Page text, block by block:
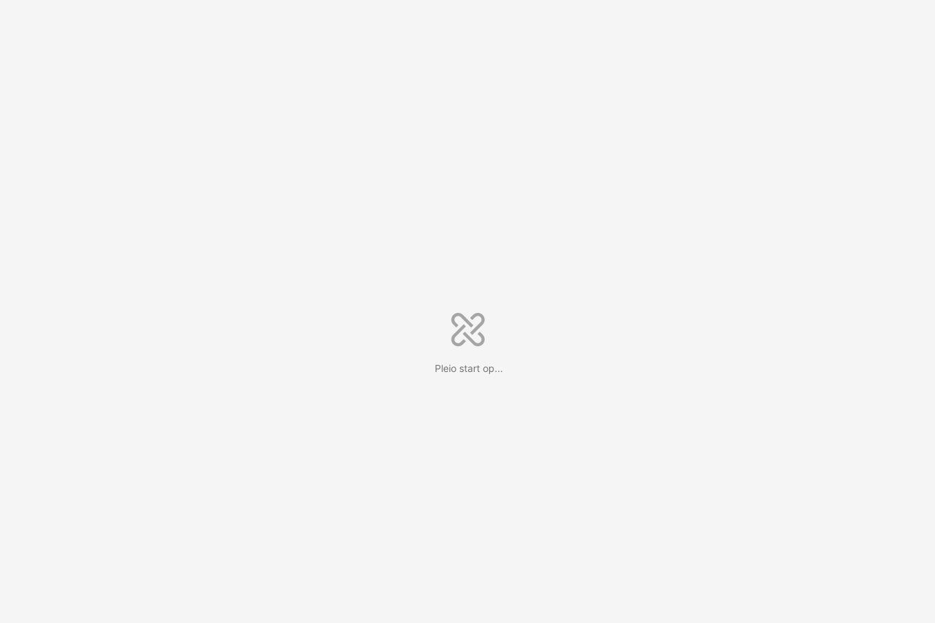
Pleio start op...